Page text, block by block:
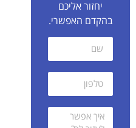
יחזור אליכם
בהקדם האפשרי.